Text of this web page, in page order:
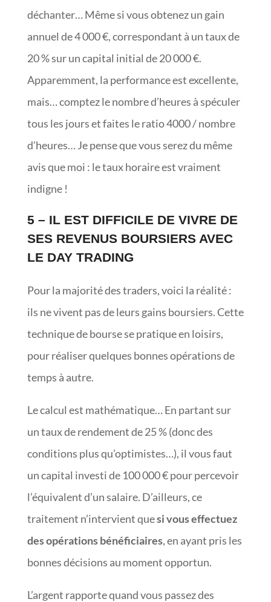
déchanter… Même si vous obtenez un gain
annuel de 4 000 €, correspondant à un taux de
20 % sur un capital initial de 20 000 €.
Apparemment, la performance est excellente,
mais… comptez le nombre d’heures à spéculer
tous les jours et faites le ratio 4000 / nombre
d’heures… Je pense que vous serez du même
avis que moi : le taux horaire est vraiment
indigne !
5 – IL EST DIFFICILE DE VIVRE DE
SES REVENUS BOURSIERS AVEC
LE DAY TRADING
Pour la majorité des traders, voici la réalité :
ils ne vivent pas de leurs gains boursiers. Cette
technique de bourse se pratique en loisirs,
pour réaliser quelques bonnes opérations de
temps à autre.
Le calcul est mathématique… En partant sur
un taux de rendement de 25 % (donc des
conditions plus qu’optimistes…), il vous faut
un capital investi de 100 000 € pour percevoir
l’équivalent d’un salaire. D’ailleurs, ce
traitement n’intervient quesi vous effectuez
des opérations bénéficiaires, en ayant pris les
bonnes décisions au moment opportun.
L’argent rapporte quand vous passez des